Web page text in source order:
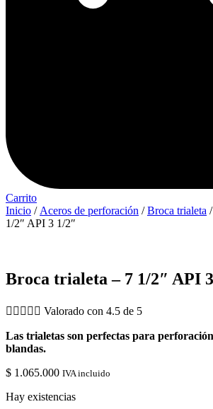
Carrito
Inicio / Aceros de perforación /Broca trialeta
1/2″ API 3 1/2″
Broca trialeta – 7 1/2″ API
     Valorado con 4.5 de 5
Las trialetas son perfectas para
blandas.
$ 1.065.000 IVA incluido
Hay existencias